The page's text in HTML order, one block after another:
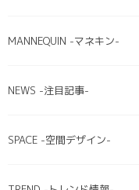
MANNEQUIN -マネキン-
NEWS -注目記事-
SPACE -空間デザイン-